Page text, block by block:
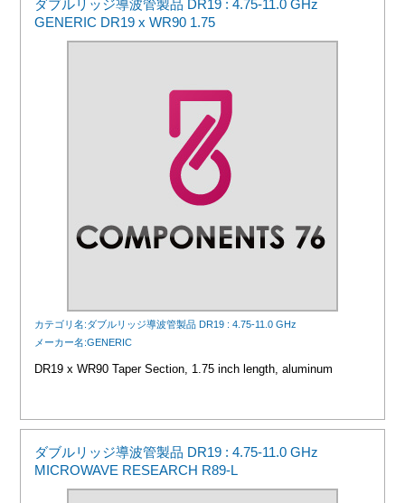
ダブルリッジ導波管製品 DR19 : 4.75-11.0 GHz
GENERIC DR19 x WR90 1.75
カテゴリ名:ダブルリッジ導波管製品 DR19 : 4.75-11.0 GHz
メーカー名:GENERIC
DR19 x WR90 Taper Section, 1.75 inch length, aluminum
ダブルリッジ導波管製品 DR19 : 4.75-11.0 GHz
MICROWAVE RESEARCH R89-L